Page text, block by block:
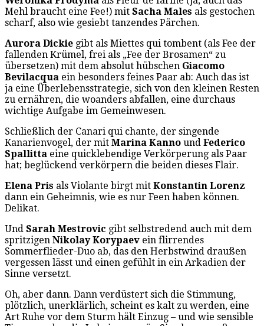
Mehl braucht eine Fee!) mit Sacha Males als gestochen
scharf, also wie gesiebt tanzendes Pärchen.
Aurora Dickie gibt als Miettes qui tombent (als Fee der
fallenden Krümel, frei als „Fee der Brosamen“ zu
übersetzen) mit dem absolut hübschen Giacomo
Bevilacqua ein besonders feines Paar ab: Auch das ist
ja eine Überlebensstrategie, sich von den kleinen Resten
zu ernähren, die woanders abfallen, eine durchaus
wichtige Aufgabe im Gemeinwesen.
Schließlich der Canari qui chante, der singende
Kanarienvogel, der mit Marina Kanno und Federico
Spallitta eine quicklebendige Verkörperung als Paar
hat; beglückend verkörpern die beiden dieses Flair.
Elena Pris als Violante birgt mit Konstantin Lorenz
dann ein Geheimnis, wie es nur Feen haben können.
Delikat.
Und Sarah Mestrovic gibt selbstredend auch mit dem
spritzigen Nikolay Korypaev ein flirrendes
Sommerflieder-Duo ab, das den Herbstwind draußen
vergessen lässt und einen gefühlt in ein Arkadien der
Sinne versetzt.
Oh, aber dann. Dann verdüstert sich die Stimmung,
plötzlich, unerklärlich, scheint es kalt zu werden, eine
Art Ruhe vor dem Sturm hält Einzug – und wie sensible